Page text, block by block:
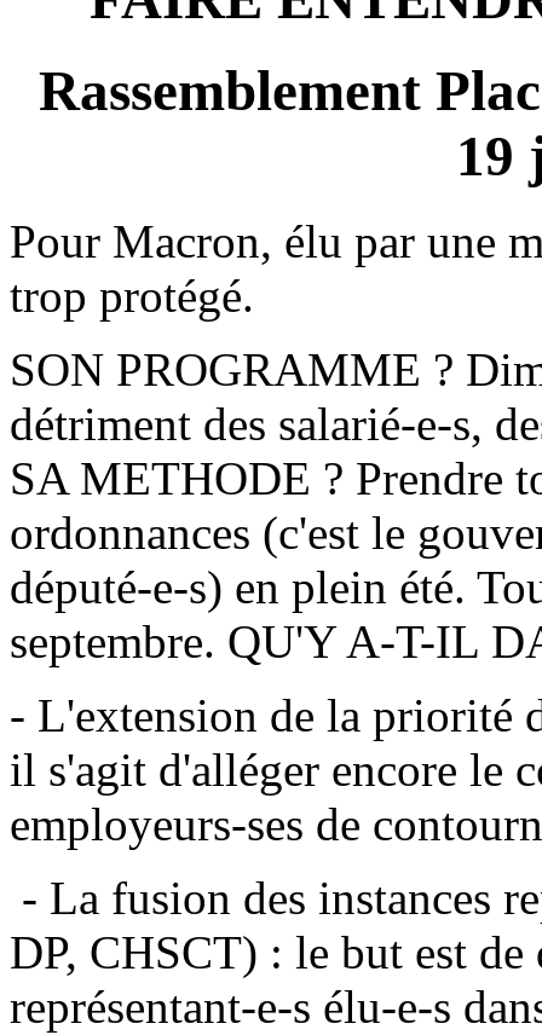
Rassemblement
19
Pour Macron, élu par une
trop protégé.
SON PROGRAMME ?
détriment des salarié-e-s,
SA METHODE ? Prendre
ordonnances (c'est le
député-e-s) en plein été.
septembre. QU'Y A-T-IL
- L'extension de la priorité
il s'agit d'alléger encore le
employeurs-ses de
- La fusion des instances
DP, CHSCT) : le but est
représentant-e-s élu-e-s